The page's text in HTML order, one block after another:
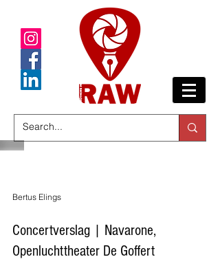
Bertus Elings
Concertverslag | Navarone,
Openluchttheater De Goffert